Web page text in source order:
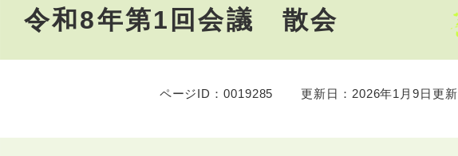
令和8年第1回会議 散会
ページID：0019285 更新日：2026年1月9日更新